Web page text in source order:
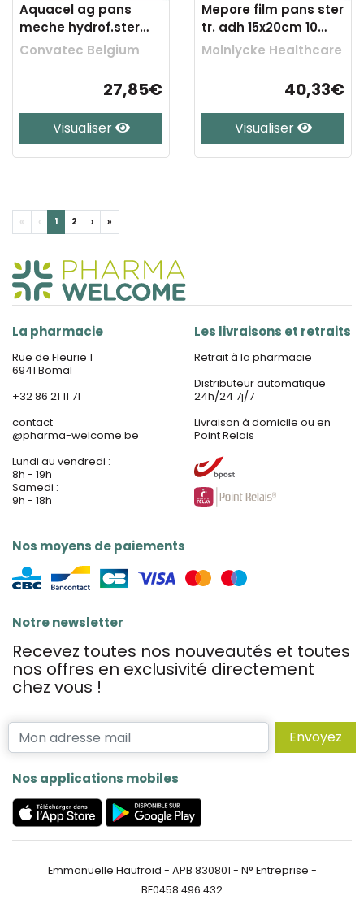
Aquacel ag pans
meche hydrof.ster
2x45cm 5 403712
Convatec Belgium
27,85€
Visualiser
Mepore film pans ster
tr. adh 15x20cm 10
273000
Molnlycke Healthcare
40,33€
Visualiser
« ‹ 1 2 › »
La pharmacie
Rue de Fleurie 1
6941 Bomal
+32 86 21 11 71
contact
@pharma-welcome.be
Lundi au vendredi :
8h - 19h
Samedi :
9h - 18h
Nos moyens de paiements
Les livraisons et retraits
Retrait à la pharmacie
Distributeur automatique
24h/24 7j/7
Livraison à domicile ou en
Point Relais
Notre newsletter
Recevez toutes nos nouveautés et toutes
nos offres en exclusivité directement
chez vous !
Envoyez
Nos applications mobiles
Emmanuelle Haufroid - APB 830801 - N° Entreprise -
BE0458.496.432